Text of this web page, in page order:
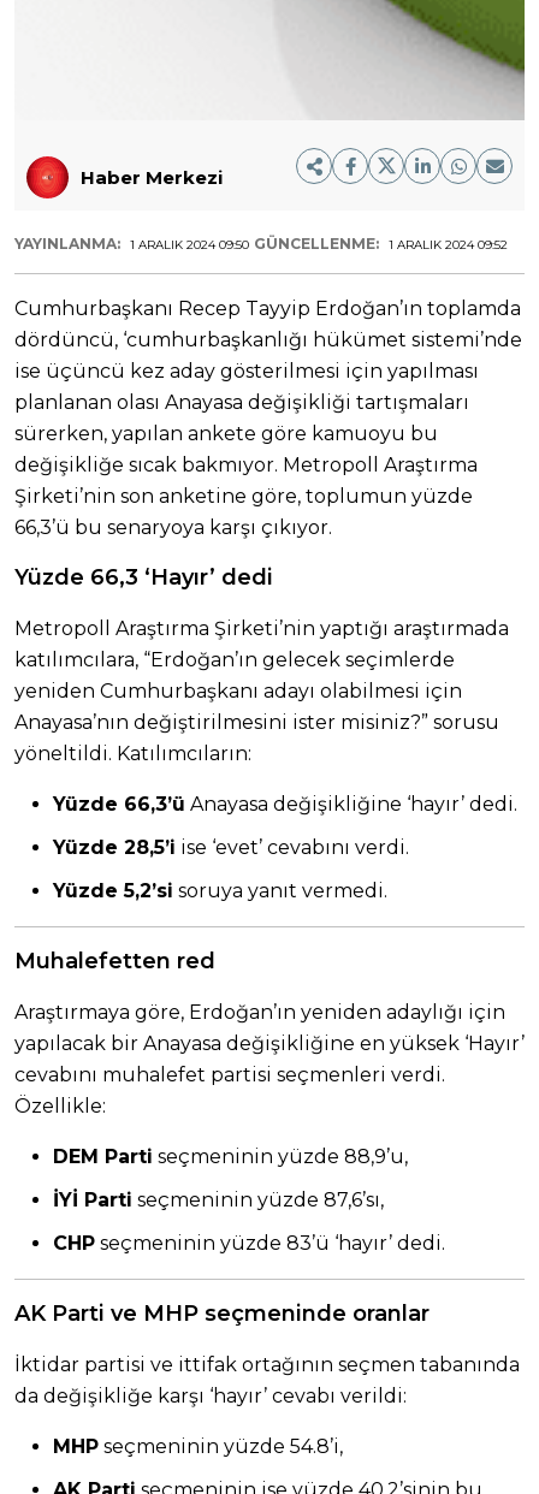
Haber Merkezi
YAYINLANMA: 1 ARALIK 2024 09:50 GÜNCELLENME: 1 ARALIK 2024 09:52
Cumhurbaşkanı Recep Tayyip Erdoğan’ın toplamda
dördüncü, ‘cumhurbaşkanlığı hükümet sistemi’nde
ise üçüncü kez aday gösterilmesi için yapılması
planlanan olası Anayasa değişikliği tartışmaları
sürerken, yapılan ankete göre kamuoyu bu
değişikliğe sıcak bakmıyor. Metropoll Araştırma
Şirketi’nin son anketine göre, toplumun yüzde
66,3’ü bu senaryoya karşı çıkıyor.
Yüzde 66,3 ‘Hayır’ dedi
Metropoll Araştırma Şirketi’nin yaptığı araştırmada
katılımcılara, “Erdoğan’ın gelecek seçimlerde
yeniden Cumhurbaşkanı adayı olabilmesi için
Anayasa’nın değiştirilmesini ister misiniz?” sorusu
yöneltildi. Katılımcıların:
Yüzde 66,3’ü Anayasa değişikliğine ‘hayır’ dedi.
Yüzde 28,5’i ise ‘evet’ cevabını verdi.
Yüzde 5,2’si soruya yanıt vermedi.
Muhalefetten red
Araştırmaya göre, Erdoğan’ın yeniden adaylığı için
yapılacak bir Anayasa değişikliğine en yüksek ‘Hayır’
cevabını muhalefet partisi seçmenleri verdi.
Özellikle:
DEM Parti seçmeninin yüzde 88,9’u,
İYİ Parti seçmeninin yüzde 87,6’sı,
CHP seçmeninin yüzde 83’ü ‘hayır’ dedi.
AK Parti ve MHP seçmeninde oranlar
İktidar partisi ve ittifak ortağının seçmen tabanında
da değişikliğe karşı ‘hayır’ cevabı verildi:
MHP seçmeninin yüzde 54.8’i,